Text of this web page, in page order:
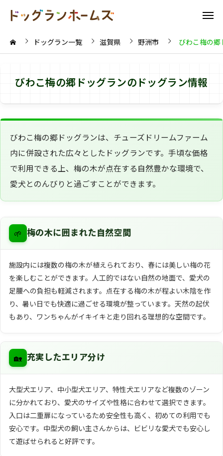
ドッグラン一覧 滋賀県 野洲市 びわこ梅の
びわこ梅の郷ドッグランのドッグラン情報
びわこ梅の郷ドッグランは、チューズドリームファーム
内に併設された広々としたドッグランです。手頃な価格
で利用できる上、梅の木が点在する自然豊かな環境で、
愛犬とのんびりと過ごすことができます。
🌱 梅の木に囲まれた自然空間
施設内には複数の梅の木が植えられており、春には美しい梅の花
を楽しむことができます。人工的ではない自然の地面で、愛犬の
足腰への負担も軽減されます。点在する梅の木が程よい木陰を作
り、暑い日でも快適に過ごせる環境が整っています。天然の起伏
もあり、ワンちゃんがイキイキと走り回れる理想的な空間です。
🏡 充実したエリア分け
大型犬エリア、中小型犬エリア、特性犬エリアなど複数のゾーン
に分かれており、愛犬のサイズや性格に合わせて選択できます。
入口は二重扉になっているため安全性も高く、初めての利用でも
安心です。中型犬の飼い主さんからは、ビビリな愛犬でも安心し
て遊ばせられると好評です。